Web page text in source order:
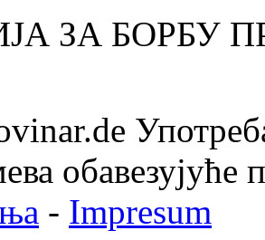
ЗА БОРБУ
обавезујуће
- Impresum